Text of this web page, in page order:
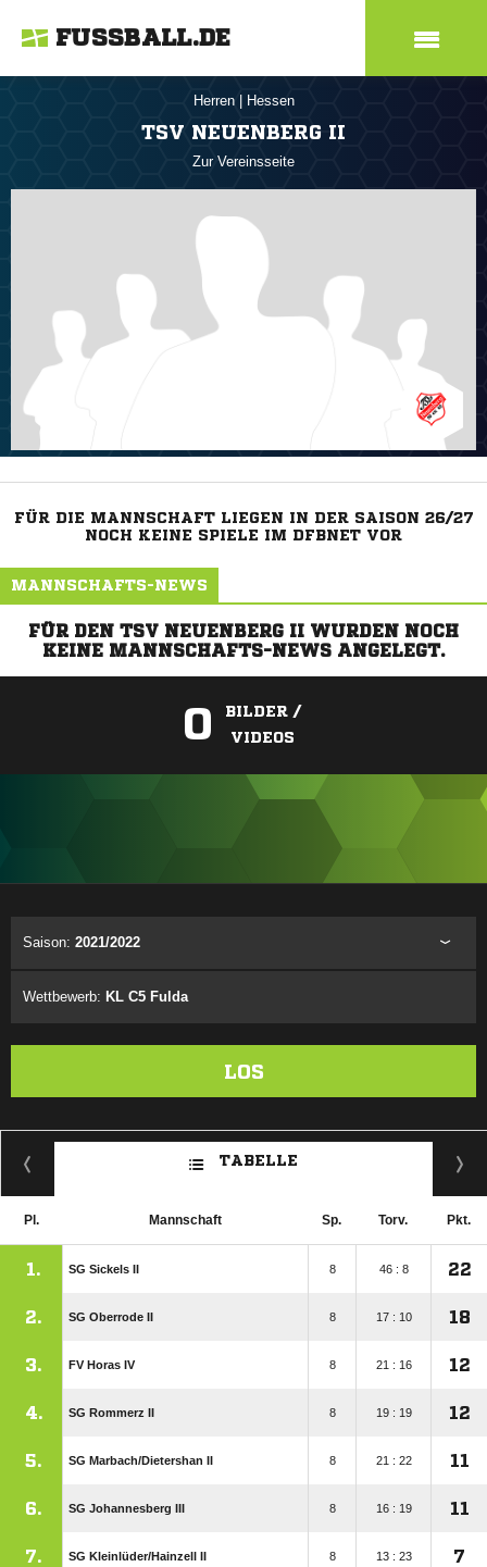
FUSSBALL.DE
Herren Hessen
TSV NEUENBERG II
Zur Vereinsseite
FÜR DIE MANNSCHAFT LIEGEN IN DER SAISON 26/27
NOCH KEINE SPIELE IM DFBNET VOR
MANNSCHAFTS-NEWS
FÜR DEN TSV NEUENBERG II WURDEN NOCH
KEINE MANNSCHAFTS-NEWS ANGELEGT.
0
BILDER /
VIDEOS
Saison: 2021/2022
Wettbewerb: KL C5 Fulda
LOS
TABELLE
Pl. Mannschaft Sp. Torv. Pkt.
1. SG Sickels II 8 46 : 8 22
2. SG Oberrode II 8 17 : 10 18
3. FV Horas IV 8 21 : 16 12
4. SG Rommerz II 8 19 : 19 12
5. SG Marbach/​Dietershan II 8 21 : 22 11
6. SG Johannesberg III 8 16 : 19 11
7. SG Kleinlüder/​Hainzell II 8 13 : 23 7